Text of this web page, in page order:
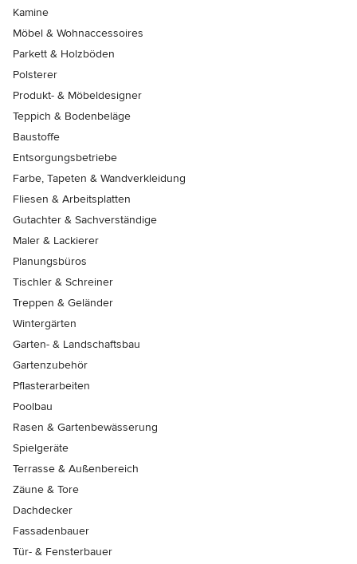
Kamine
Möbel & Wohnaccessoires
Parkett & Holzböden
Polsterer
Produkt- & Möbeldesigner
Teppich & Bodenbeläge
Baustoffe
Entsorgungsbetriebe
Farbe, Tapeten & Wandverkleidung
Fliesen & Arbeitsplatten
Gutachter & Sachverständige
Maler & Lackierer
Planungsbüros
Tischler & Schreiner
Treppen & Geländer
Wintergärten
Garten- & Landschaftsbau
Gartenzubehör
Pflasterarbeiten
Poolbau
Rasen & Gartenbewässerung
Spielgeräte
Terrasse & Außenbereich
Zäune & Tore
Dachdecker
Fassadenbauer
Tür- & Fensterbauer